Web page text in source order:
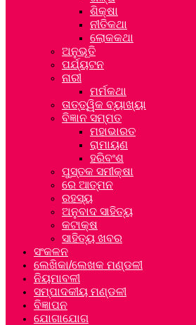
ଶିକ୍ଷା
ନୀତିକଥା
ଲୋକକଥା
ଅନୁଭୂତି
ପର୍ଯ୍ୟଟନ
ନାରୀ
ମର୍ମକଥା
ତାତ୍ତ୍ୱିକ ବ୍ୟାଖ୍ୟା
ବିଜ୍ଞାନ ସମ୍ମତ
ମହାଭାରତ
ରାମାୟଣ
ହରିବଂଶ
ପୁସ୍ତକ ସମୀକ୍ଷା
ରେ ଆତ୍ମନ
ରହସ୍ୟ
ଅନୁବାଦ ସାହିତ୍ୟ
କଟାକ୍ଷ
ସାହିତ୍ୟ ଖବର
ସଂକଳନ
ଲେଖିକା/ଲେଖକ ମଣ୍ଡଳୀ
ନିୟମାବଳୀ
ସମ୍ପାଦକୀୟ ମଣ୍ଡଳୀ
ବିଜ୍ଞାପନ
ଯୋଗାଯୋଗ